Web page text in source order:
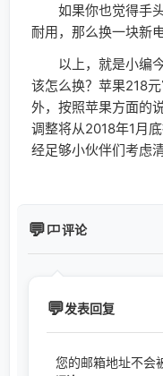
如果你也觉得手头
耐用，那么换一块新
以上，就是小编今
该怎么换？苹果218
外，按照苹果方面的
调整将从2018年1月
经足够小伙伴们考虑
评论
发表回复
您的邮箱地址不会